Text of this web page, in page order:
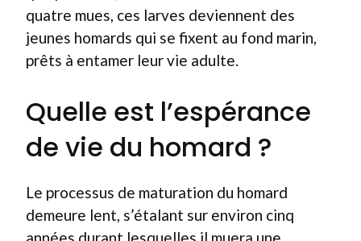
quatre mues, ces larves deviennent des
jeunes homards qui se fixent au fond marin,
prêts à entamer leur vie adulte.
Quelle est l’espérance
de vie du homard ?
Le processus de maturation du homard
demeure lent, s’étalant sur environ cinq